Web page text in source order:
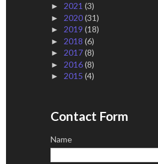
► 2021 (3)
► 2020(31)
► 2019 (18)
► 2018 (6)
► 2017(8)
► 2016(8)
► 2015 (4)
Contact Form
Name